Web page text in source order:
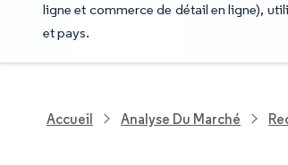
ligne et commerce de détail en ligne),
et pays.
Accueil Analyse Du Marché